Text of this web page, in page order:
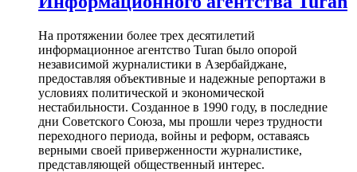
На протяжении более трех десятилетий
информационное агентство Turan было опорой
независимой журналистики в Азербайджане,
предоставляя объективные и надежные репортажи в
условиях политической и экономической
нестабильности. Созданное в 1990 году, в последние
дни Советского Союза, мы прошли через трудности
переходного периода, войны и реформ, оставаясь
верными своей приверженности журналистике,
представляющей общественный интерес.